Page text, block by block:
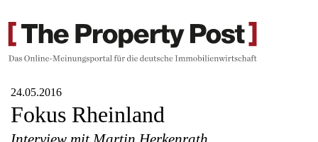
24.05.2016
Fokus Rheinland
Interview mit Martin Herkenrath,